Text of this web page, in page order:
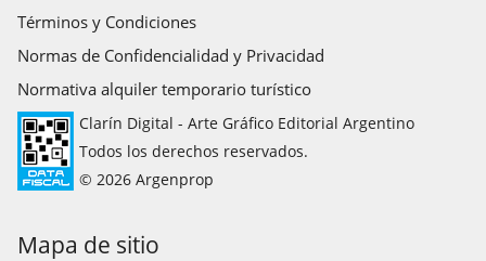
Términos y Condiciones
Normas de Confidencialidad y Privacidad
Normativa alquiler temporario turístico
Clarín Digital - Arte Gráfico Editorial Argentino
Todos los derechos reservados.
© 2026 Argenprop
Mapa de sitio